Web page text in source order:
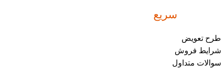
سریع
طرح تعویض
شرایط فروش
سوالات متداول